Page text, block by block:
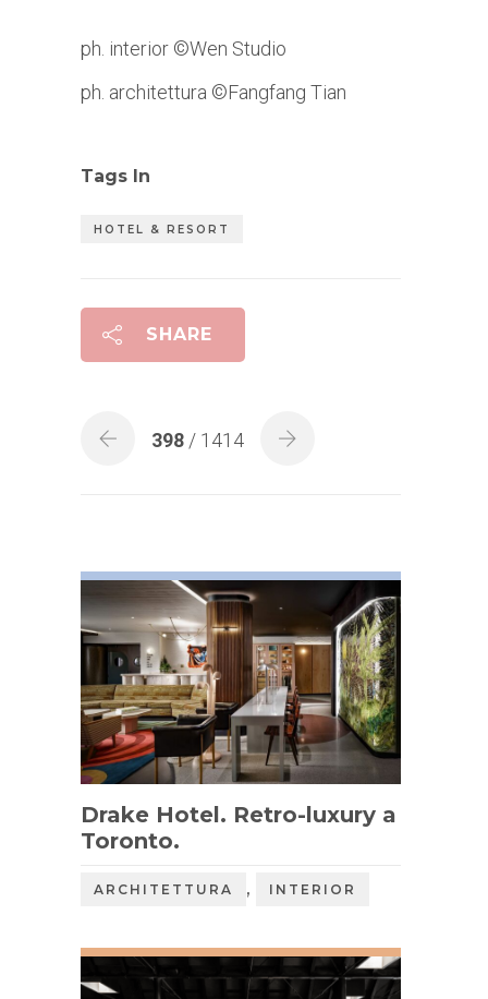
ph. interior ©Wen Studio
ph. architettura ©Fangfang Tian
Tags In
HOTEL & RESORT
SHARE
398 / 1414
Drake Hotel. Retro-luxury a
Toronto.
ARCHITETTURA , INTERIOR